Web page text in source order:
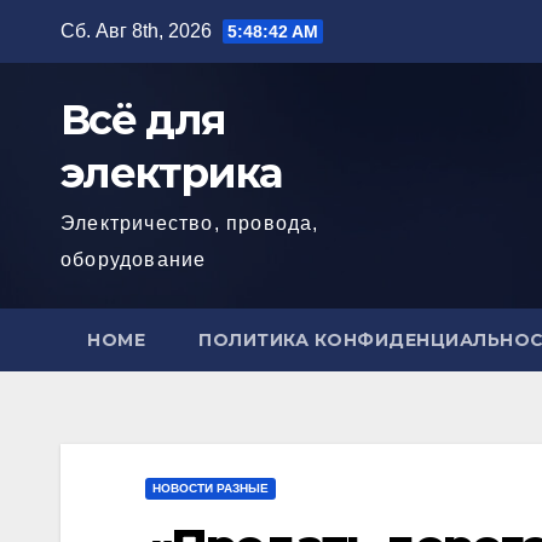
Сб. Авг 8th, 2026 5:48:44 AM
Всё для
электрика
Электричество, провода,
оборудование
HOME ПОЛИТИКА
НОВОСТИ РАЗНЫЕ